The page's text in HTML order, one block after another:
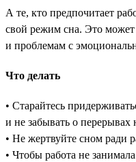
А те, кто предпочитает
свой режим сна. Это может
и проблемам с
Что делать
• Старайтесь
и не забывать о перерывах
• Не жертвуйте сном ради
• Чтобы работа не